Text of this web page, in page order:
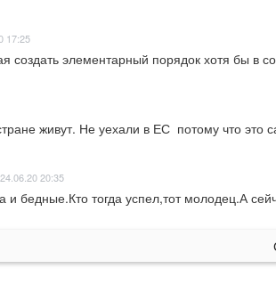
17:25
элементарный порядок хотя бы в
живут. Не уехали в ЕС  потому что
20:35
и бедные.Кто тогда успел,тот молодец.А